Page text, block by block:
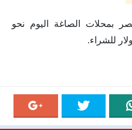
بمحلات الصاغة اليوم نحو